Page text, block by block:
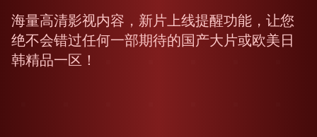
海量高清影视内容，新片上线提醒功能，让您
绝不会错过任何一部期待的国产大片或欧美日
韩精品一区！